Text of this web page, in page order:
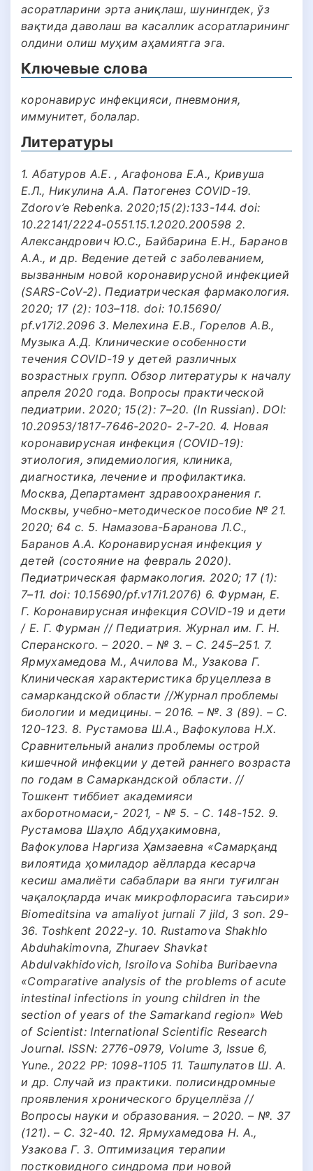
асоратларини эрта аниқлаш, шунингдек, ўз
вақтида даволаш ва касаллик асоратларининг
олдини олиш муҳим аҳамиятга эга.
Ключевые слова
коронавирус инфекцияси, пневмония,
иммунитет, болалар.
Литературы
1. Абатуров А.Е. , Агафонова Е.А., Кривуша
Е.Л., Никулина А.А. Патогенез COVID-19.
Zdorov’e Rebenka. 2020;15(2):133-144. doi:
10.22141/2224-0551.15.1.2020.200598 2.
Александрович Ю.С., Байбарина Е.Н., Баранов
А.А., и др. Ведение детей с заболеванием,
вызванным новой коронавирусной инфекцией
(SARS-CoV-2). Педиатрическая фармакология.
2020; 17 (2): 103–118. doi: 10.15690/
pf.v17i2.2096 3. Мелехина Е.В., Горелов А.В.,
Музыка А.Д. Клинические особенности
течения COVID-19 у детей различных
возрастных групп. Обзор литературы к началу
апреля 2020 года. Вопросы практической
педиатрии. 2020; 15(2): 7–20. (In Russian). DOI:
10.20953/1817-7646-2020- 2-7-20. 4. Новая
коронавирусная инфекция (COVID-19):
этиология, эпидемиология, клиника,
диагностика, лечение и профилактика.
Москва, Департамент здравоохранения г.
Москвы, учебно-методическое пособие № 21.
2020; 64 с. 5. Намазова-Баранова Л.С.,
Баранов А.А. Коронавирусная инфекция у
детей (состояние на февраль 2020).
Педиатрическая фармакология. 2020; 17 (1):
7–11. doi: 10.15690/pf.v17i1.2076) 6. Фурман, Е.
Г. Коронавирусная инфекция COVID-19 и дети
/ Е. Г. Фурман // Педиатрия. Журнал им. Г. Н.
Сперанского. – 2020. – № 3. – С. 245–251. 7.
Ярмухамедова М., Ачилова М., Узакова Г.
Клиническая характеристика бруцеллеза в
самаркандской области //Журнал проблемы
биологии и медицины. – 2016. – №. 3 (89). – С.
120-123. 8. Рустамова Ш.А., Вафокулова Н.Х.
Сравнительный анализ проблемы острой
кишечной инфекции у детей раннего возраста
по годам в Cамаркандской области. //
Тошкент тиббиет академияси
ахборотномаси,- 2021, - № 5. - С. 148-152. 9.
Рустамова Шаҳло Абдуҳакимовна,
Вафокулова Наргиза Ҳамзаевна «Самарқанд
вилоятида ҳомиладор аёлларда кесарча
кесиш амалиёти сабаблари ва янги туғилган
чақалоқларда ичак микрофлорасига таъсири»
Biomeditsina va amaliyot jurnali 7 jild, 3 son. 29-
36. Toshkent 2022-y. 10. Rustamova Shakhlo
Abduhakimovna, Zhuraev Shavkat
Abdulvakhidovich, Isroilova Sohiba Buribaevna
«Сomparative analysis of the problems of acute
intestinal infections in young children in the
section of years of the Samarkand region» Web
of Scientist: International Scientific Research
Journal. ISSN: 2776-0979, Volume 3, Issue 6,
Yune., 2022 РР: 1098-1105 11. Ташпулатов Ш. А.
и др. Случай из практики. полисиндромные
проявления хронического бруцеллёза //
Вопросы науки и образования. – 2020. – №. 37
(121). – С. 32-40. 12. Ярмухамедова Н. А.,
Узакова Г. З. Оптимизация терапии
постковидного синдрома при новой